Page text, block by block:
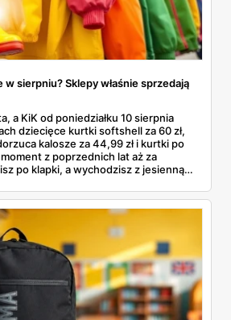
sierpniu? Sklepy właśnie sprzedają
a KiK od poniedziałku 10 sierpnia
dziecięce kurtki softshell za 60 zł,
kalosze za 44,99 zł i kurtki po
z poprzednich lat aż za
po klapki, a wychodzisz z jesienną
w przyszłym tygodniu i czy jest
zanim skończą się wakacje.